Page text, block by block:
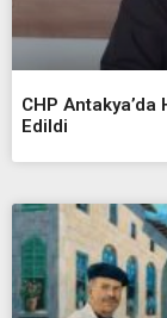
CHP Antakya’da
Edildi